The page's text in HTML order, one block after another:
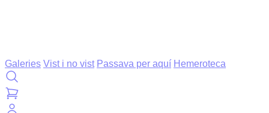
Galeries Vist i no vist Passava per aquí Hemeroteca